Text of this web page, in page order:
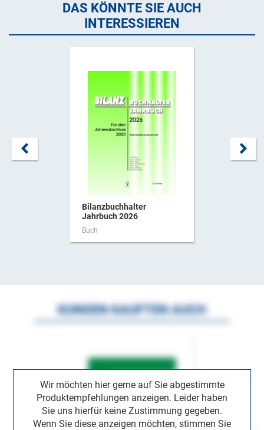
DAS KÖNNTE SIE AUCH
INTERESSIEREN
Bilanzbuchhalter
Jahrbuch 2026
Buch
Wir möchten hier gerne auf Sie abgestimmte
Produktempfehlungen anzeigen. Leider haben
Sie uns hierfür keine Zustimmung gegeben.
Wenn Sie diese anzeigen möchten, stimmen Sie
KUNDEN KAUFTEN AUCH